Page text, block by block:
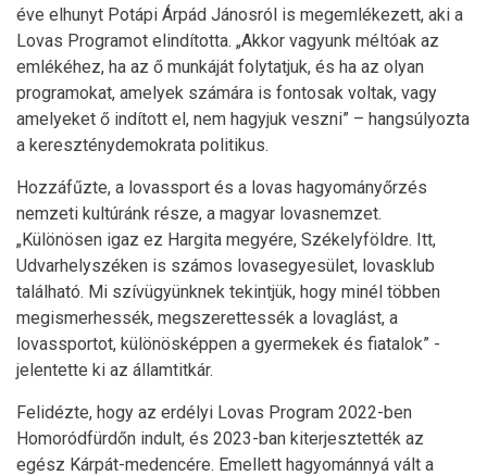
éve elhunyt Potápi Árpád Jánosról is megemlékezett, aki a
Lovas Programot elindította. „Akkor vagyunk méltóak az
emlékéhez, ha az ő munkáját folytatjuk, és ha az olyan
programokat, amelyek számára is fontosak voltak, vagy
amelyeket ő indított el, nem hagyjuk veszni” – hangsúlyozta
a kereszténydemokrata politikus.
Hozzáfűzte, a lovassport és a lovas hagyományőrzés
nemzeti kultúránk része, a magyar lovasnemzet.
„Különösen igaz ez Hargita megyére, Székelyföldre. Itt,
Udvarhelyszéken is számos lovasegyesület, lovasklub
található. Mi szívügyünknek tekintjük, hogy minél többen
megismerhessék, megszerettessék a lovaglást, a
lovassportot, különösképpen a gyermekek és fiatalok” -
jelentette ki az államtitkár.
Felidézte, hogy az erdélyi Lovas Program 2022-ben
Homoródfürdőn indult, és 2023-ban kiterjesztették az
egész Kárpát-medencére. Emellett hagyománnyá vált a